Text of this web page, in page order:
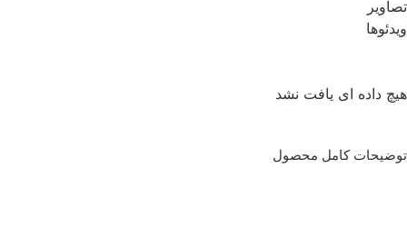
تصاویر
ویدئوها
هیچ داده ای یافت نشد
توضیحات کامل محصول